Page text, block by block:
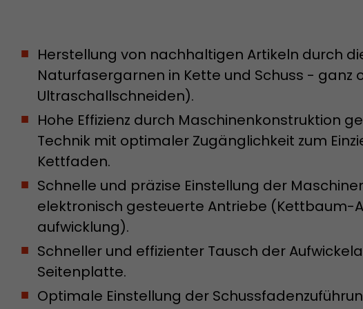
Herstellung von nachhaltigen Artikeln durch
Naturfasergarnen in Kette und Schuss - ganz
Ultraschallschneiden).
Hohe Effizienz durch Maschinenkonstruktion
Technik mit optimaler Zugänglichkeit zum
Kettfaden.
Schnelle und präzise Einstellung der
elektronisch gesteuerte Antriebe (Kettbaum-
aufwicklung).
Schneller und effizienter Tausch der
Seitenplatte.
Optimale Einstellung der
Zweck
aktuelle. Wenn keine Informationen zur Besucherquelle
werden können so wird das Cookie nicht abgeändert. Auf
diesem Wege kann Google Analytics Besucherinformationen
Conversions und E-Commerce Transaktionen einer
Besucherquelle zuordnen. Das Cookie enthält keine
Informationen über vergangene Besucherquellen.
Provider https://analytics.google.com
Laufzeit 2 Jahre
Zweck
Registriert eine eindeutige ID, die verwendet wird, um
statistische Daten, wie der Besucher die Website nutzt, zu
generieren.